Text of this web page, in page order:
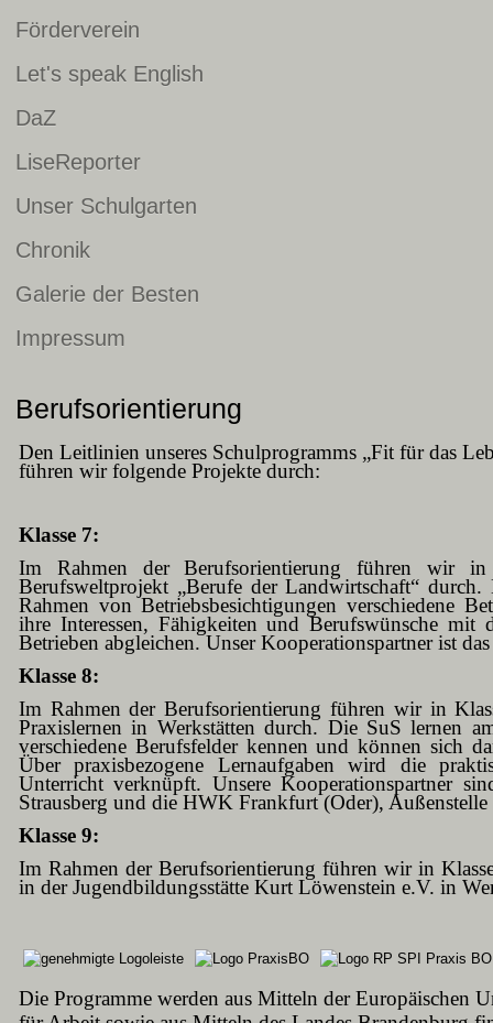
Förderverein
Let's speak English
DaZ
LiseReporter
Unser Schulgarten
Chronik
Galerie der Besten
Impressum
Berufsorientierung
Den Leitlinien unseres Schulprogramms „Fit für das
führen wir folgende Projekte durch:
Klasse 7:
Im Rahmen der Berufsorientierung führen wir
Berufsweltprojekt „Berufe der Landwirtschaft“
Rahmen von Betriebsbesichtigungen verschiedene
ihre Interessen, Fähigkeiten und Berufswünsche mit
Betrieben abgleichen. Unser Kooperationspartner ist
Klasse 8:
Im Rahmen der Berufsorientierung führen wir in
Praxislernen in Werkstätten durch. Die SuS lernen
verschiedene Berufsfelder kennen und können sich
Über praxisbezogene Lernaufgaben wird die
Unterricht verknüpft. Unsere Kooperationspartner
Strausberg und die HWK Frankfurt (Oder),
Klasse 9:
Im Rahmen der Berufsorientierung führen wir in
in der Jugendbildungsstätte Kurt Löwenstein e.V. in
Die Programme werden aus Mitteln der Europäischen